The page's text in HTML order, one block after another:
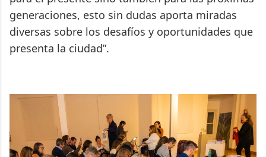
generaciones, esto sin dudas aporta miradas
diversas sobre los desafíos y oportunidades que
presenta la ciudad”.